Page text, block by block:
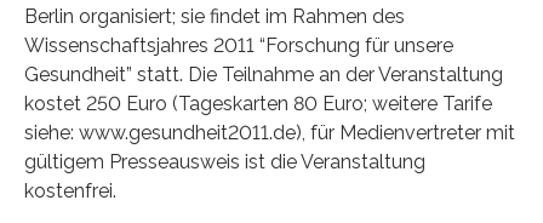
Berlin organisiert; sie findet im Rahmen des
Wissenschaftsjahres 2011 “Forschung für unsere
Gesundheit” statt. Die Teilnahme an der Veranstaltung
kostet 250 Euro (Tageskarten 80 Euro; weitere Tarife
siehe: www.gesundheit2011.de), für Medienvertreter mit
gültigem Presseausweis ist die Veranstaltung
kostenfrei.